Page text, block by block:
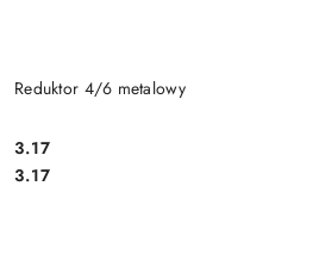
Reduktor 4/6 metalowy
Cena:
3.17
Cena:
3.17